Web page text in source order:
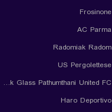
Frosinone
AC Parma
Radomiak Radom
US Pergolettese
Bangkok Glass Pathumthani United FC
Haro Deportivo